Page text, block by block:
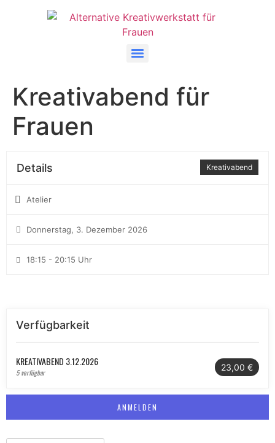
Kreativabend für
Frauen
Kreativabend
Details
Atelier
Donnerstag, 3. Dezember 2026
18:15 - 20:15 Uhr
Verfügbarkeit
23,00 €
KREATIVABEND 3.12.2026
5 verfügbar
ANMELDEN